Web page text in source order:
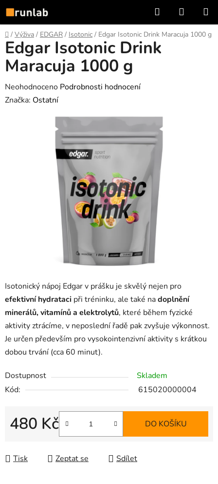
na
obsah
Hledat
KOŠÍK
Domů
/ Výživa / EDGAR / Isotonic / Edgar Isotonic Drink Maracuja 1000 g
Isotonický nápoj Edgar v prášku je skvělý nejen pro
efektivní hydrataci při tréninku, ale také nadoplnění
minerálů, vitamínů a elektrolytů, které během fyzické
aktivity ztrácíme, v neposlední řadě pak zvyšuje výkonnost.
Je určen především pro vysokointenzivní aktivity s krátkou
dobou trvání (cca 60 minut).
Dostupnost
Skladem
Kód:
615020000004
480 Kč DO KOŠÍKU
Tisk Zeptat se Sdílet
Edgar Isotonic Drink
Maracuja 1000 g
Průměrné
hodnocení
Neohodnoceno Podrobnosti hodnocení
Značka: Ostatní